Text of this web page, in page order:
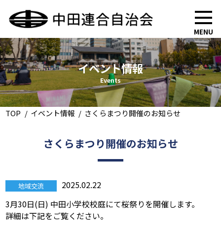
MENU
イベント情報
Events
TOP イベント情報 さくらまつり開催のお知らせ
さくらまつり開催のお知らせ
地域交流
2025.02.22
3月30日(日) 中田小学校校庭にて桜祭りを開催します。
詳細は下記をご覧ください。